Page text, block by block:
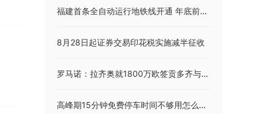
福建首条全自动运行地铁线开通 年底前领券免费乘福州地铁
8月28日起证券交易印花税实施减半征收
罗马诺：拉齐奥就1800万欧签贡多齐与马赛达成协议，下周初体检
高峰期15分钟免费停车时间不够用怎么办？上海市交通委回应！